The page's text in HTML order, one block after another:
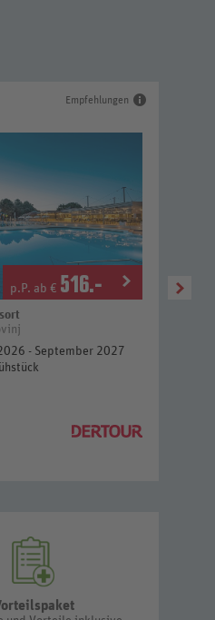
Empfehlungen
p.P. ab € 516.-
- September 2027